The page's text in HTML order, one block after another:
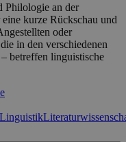
Philologie an der
kurze Rückschau und
oder
in den verschiedenen
betreffen linguistische
Linguistik